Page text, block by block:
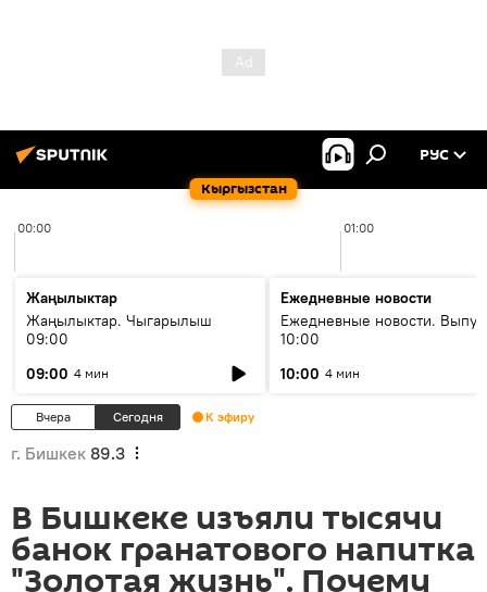
Кыргызстан
РУС
00:00 01:00
Жаңылыктар
Жаңылыктар. Чыгарылыш
09:00
09:00 4 мин
Ежедневные новости
Ежедневные новости.
10:00
10:00 4 мин
Вчера Сегодня К эфиру
г. Бишкек 89.3
В Бишкеке изъяли тысячи
банок гранатового напитка
"Золотая жизнь". Почему